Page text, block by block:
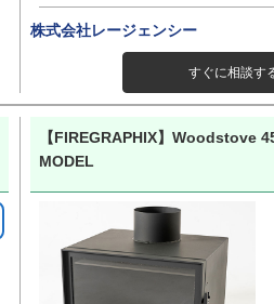
株式会社レージェンシー
すぐに相談す
【FIREGRAPHIX】Woodstove
MODEL